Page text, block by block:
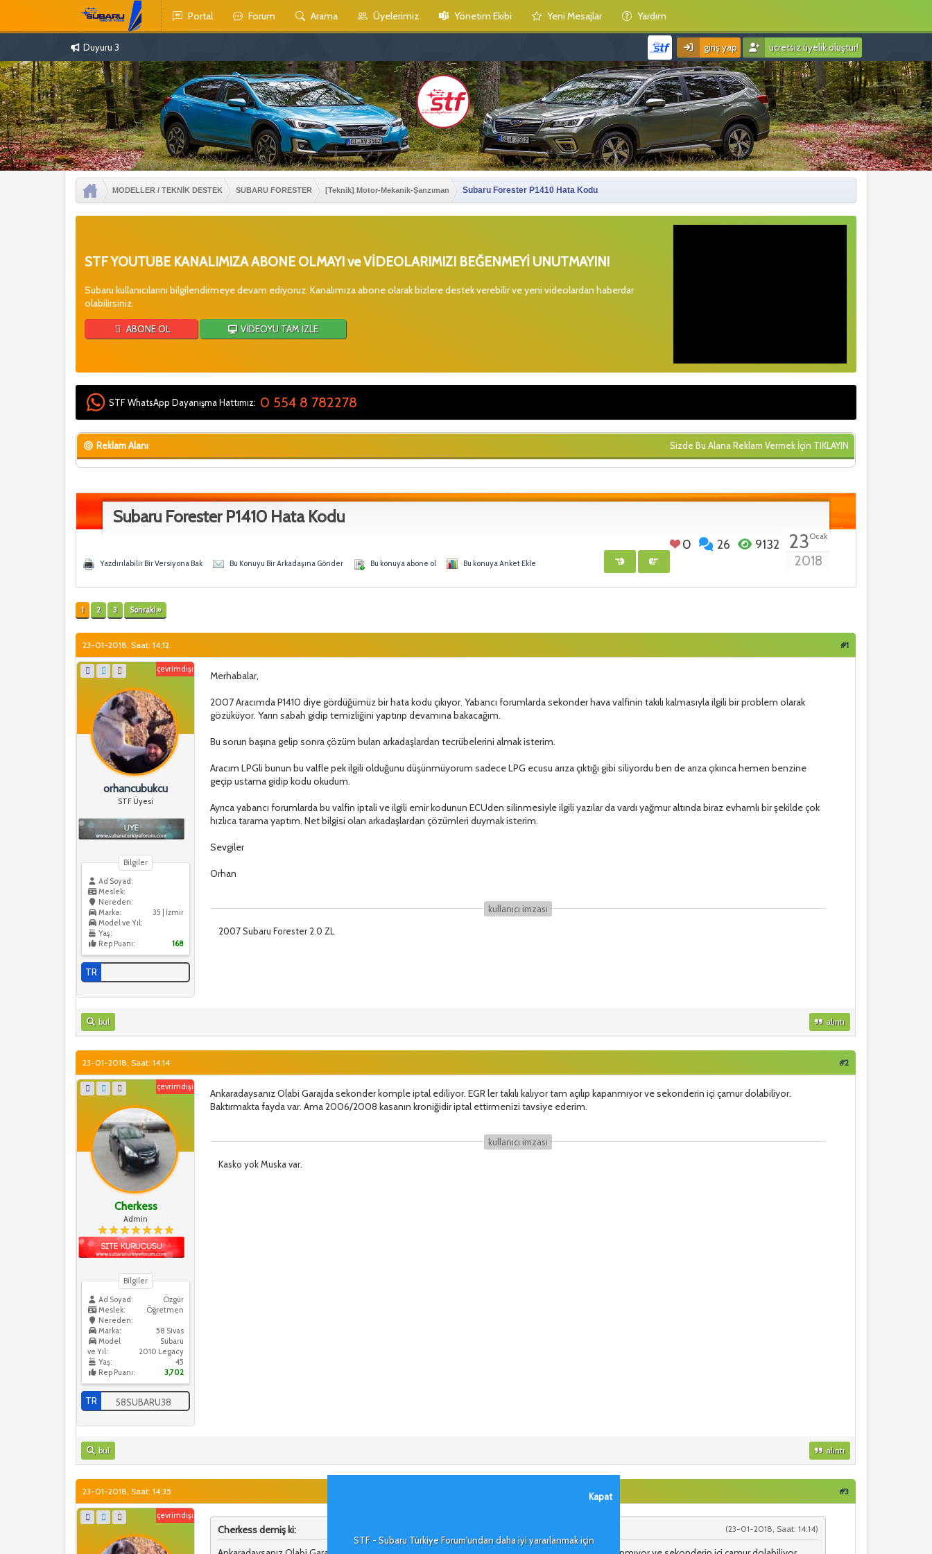
Portal Forum Arama Üyelerimiz Yönetim Ekibi Yeni Mesajlar Yardım
Duyuru 3 giriş yap ücretsiz üyelik oluştur!
Kapat
STF - Subaru Türkiye Forum'undan daha iyi yararlanmak için
MODELLER / TEKNİK DESTEK SUBARU FORESTER [Teknik] Motor-Mekanik-Şanzıman Subaru Forester P1410 Hata Kodu
STF YOUTUBE KANALIMIZA ABONE OLMAYI ve VİDEOLARIMIZI BEĞENMEYİ UNUTMAYIN!
Subaru kullanıcılarını bilgilendirmeye devam ediyoruz. Kanalımıza abone olarak bizlere destek verebilir ve yeni videolardan haberdar
olabilirsiniz.
ABONE OL VİDEOYU TAM İZLE
STF WhatsApp Dayanışma Hattımız: 0 554 8 782278
Reklam Alanı Sizde Bu Alana Reklam Vermek İçin TIKLAYIN
Subaru Forester P1410 Hata Kodu
0 26 9132 23Ocak
2018
Yazdırılabilir Bir Versiyona Bak Bu Konuyu Bir Arkadaşına Gönder Bu konuya abone ol Bu konuya Anket Ekle
1 2 3 Sonraki »
#1
23-01-2018, Saat: 14:12
çevrimdışı
orhancubukcu
STF Üyesi
Bilgiler
Ad Soyad:
Meslek:
Nereden:
35 | İzmir
Marka:
Model ve Yıl:
Yaş:
Rep Puanı:
168
TR
Merhabalar,
2007 Aracımda P1410 diye gördüğümüz bir hata kodu çıkıyor. Yabancı forumlarda sekonder hava valfinin takılı kalmasıyla ilgili bir problem olarak
gözüküyor. Yarın sabah gidip temizliğini yaptırıp devamına bakacağım.
Bu sorun başına gelip sonra çözüm bulan arkadaşlardan tecrübelerini almak isterim.
Aracım LPGli bunun bu valfle pek ilgili olduğunu düşünmüyorum sadece LPG ecusu arıza çıktığı gibi siliyordu ben de arıza çıkınca hemen benzine
geçip ustama gidip kodu okudum.
Ayrıca yabancı forumlarda bu valfin iptali ve ilgili emir kodunun ECUden silinmesiyle ilgili yazılar da vardı yağmur altında biraz evhamlı bir şekilde çok
hızlıca tarama yaptım. Net bilgisi olan arkadaşlardan çözümleri duymak isterim.
Sevgiler
Orhan
kullanıcı i̇mzası
2007 Subaru Forester 2.0 ZL
bul alıntı
#2
23-01-2018, Saat: 14:14
çevrimdışı
Cherkess
Admin
Bilgiler
Ad Soyad:
Özgür
Meslek:
Öğretmen
Nereden:
58 Sivas
Marka:
Subaru
Model
ve Yıl:
2010 Legacy
Yaş:
45
Rep Puanı:
3,702
TR 58SUBARU38
Ankaradaysanız Olabi Garajda sekonder komple iptal ediliyor. EGR ler takılı kalıyor tam açılıp kapanmıyor ve sekonderin içi çamur dolabiliyor.
Baktırmakta fayda var. Ama 2006/2008 kasanın kroniğidir iptal ettirmenizi tavsiye ederim.
kullanıcı i̇mzası
Kasko yok Muska var.
bul alıntı
#3
23-01-2018, Saat: 14:35
çevrimdışı
(23-01-2018, Saat: 14:14)
Cherkess demiş ki: